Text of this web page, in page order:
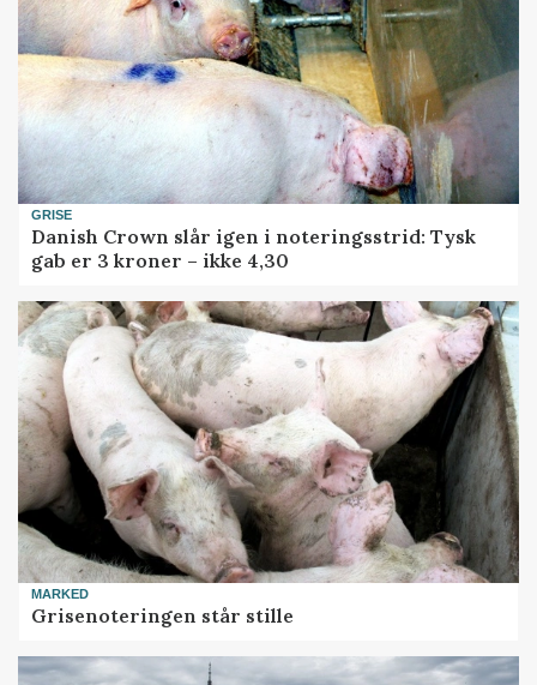
GRISE
Danish Crown slår igen i noteringsstrid: Tysk
gab er 3 kroner – ikke 4,30
MARKED
Grisenoteringen står stille